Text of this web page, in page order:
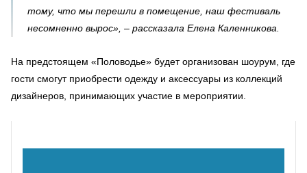
тому, что мы перешли в помещение, наш фестиваль
несомненно вырос», – рассказала Елена Каленникова.
На предстоящем «Половодье» будет организован шоурум, где
гости смогут приобрести одежду и аксессуары из коллекций
дизайнеров, принимающих участие в мероприятии.